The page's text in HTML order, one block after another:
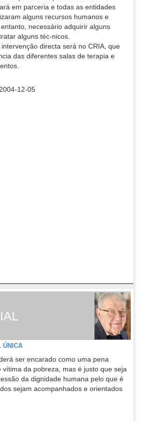
em parceria e todas as entidades
alguns recursos humanos e
necessário adquirir alguns
alguns téc-nicos.
directa será no CRIA, que
das diferentes salas de terapia e
12-05
ÚNICA
ser encarado como uma pena
vítima da pobreza, mas é justo que seja
da dignidade humana pelo que é
sejam acompanhados e orientados